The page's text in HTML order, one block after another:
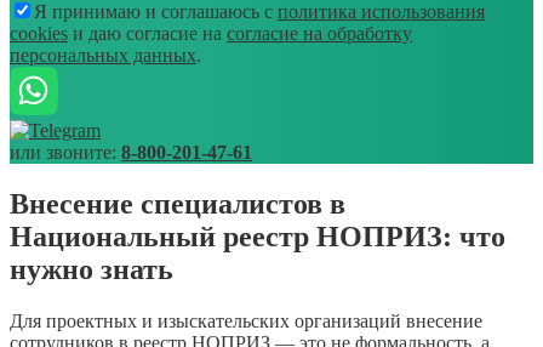
Я принимаю и соглашаюсь с политика использования
cookies и даю согласие на согласие на обработку
персональных данных.
или звоните: 8-800-201-47-61
Внесение специалистов в
Национальный реестр НОПРИЗ: что
нужно знать
Для проектных и изыскательских организаций внесение